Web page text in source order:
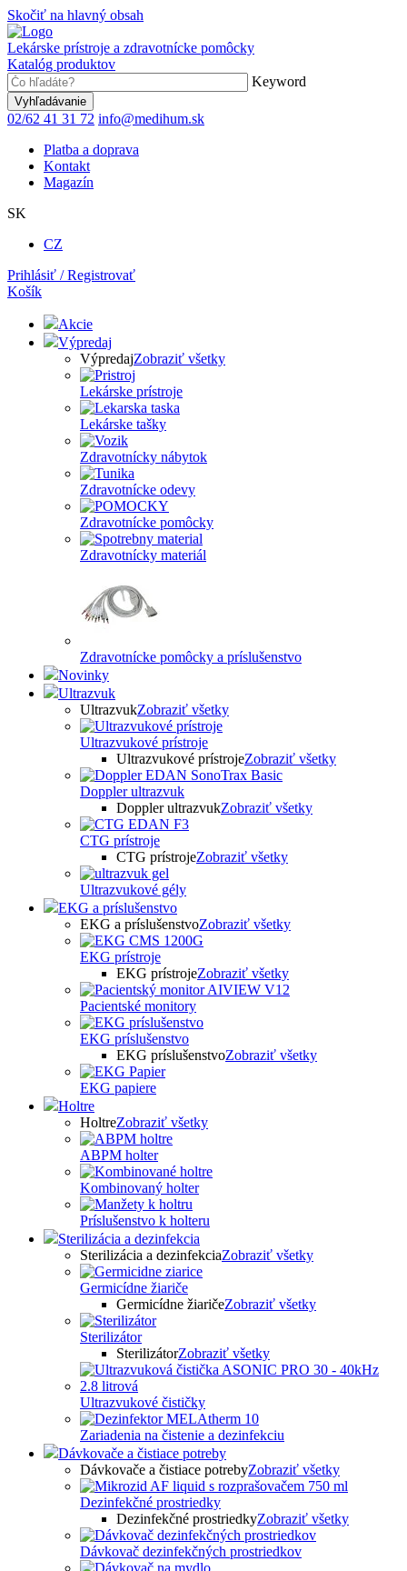
Skočiť na hlavný obsah
Lekárske prístroje a zdravotnícke pomôcky
Katalóg produktov
Keyword
02/62 41 31 72 info@medihum.sk
Platba a doprava
Kontakt
Magazín
SK
CZ
Prihlásiť / Registrovať
Košík
Akcie
Výpredaj
VýpredajZobraziť všetky
Lekárske prístroje
Lekárske tašky
Zdravotnícky nábytok
Zdravotnícke odevy
Zdravotnícke pomôcky
Zdravotnícky materiál
Zdravotnícke pomôcky a príslušenstvo
Novinky
Ultrazvuk
UltrazvukZobraziť všetky
Ultrazvukové prístroje
Ultrazvukové prístrojeZobraziť všetky
Doppler ultrazvuk
Doppler ultrazvukZobraziť všetky
CTG prístroje
CTG prístrojeZobraziť všetky
Ultrazvukové gély
EKG a príslušenstvo
EKG a príslušenstvoZobraziť všetky
EKG prístroje
EKG prístrojeZobraziť všetky
Pacientské monitory
EKG príslušenstvo
EKG príslušenstvoZobraziť všetky
EKG papiere
Holtre
HoltreZobraziť všetky
ABPM holter
Kombinovaný holter
Príslušenstvo k holteru
Sterilizácia a dezinfekcia
Sterilizácia a dezinfekciaZobraziť všetky
Germicídne žiariče
Germicídne žiaričeZobraziť všetky
Sterilizátor
SterilizátorZobraziť všetky
Ultrazvukové čističky
Zariadenia na čistenie a dezinfekciu
Dávkovače a čistiace potreby
Dávkovače a čistiace potrebyZobraziť všetky
Dezinfekčné prostriedky
Dezinfekčné prostriedkyZobraziť všetky
Dávkovač dezinfekčných prostriedkov